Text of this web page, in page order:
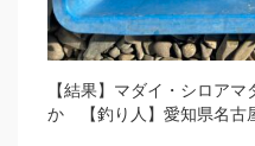
【結果】マダイ・シロア
か 【釣り人】愛知県名古